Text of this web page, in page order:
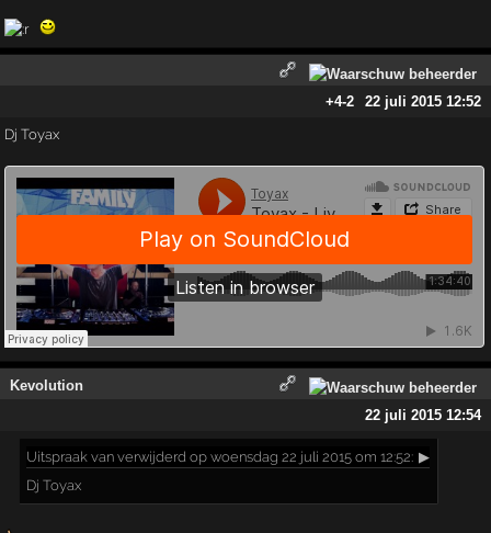
+4-2 22 juli 2015 12:52
Dj Toyax
Kevolution
22 juli 2015 12:54
Uitspraak van verwijderd op woensdag 22 juli 2015 om 12:52: ▶
Dj Toyax